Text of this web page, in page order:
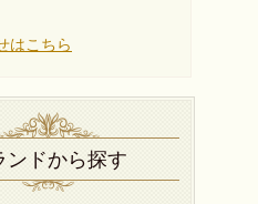
はこちら
ンドから探す